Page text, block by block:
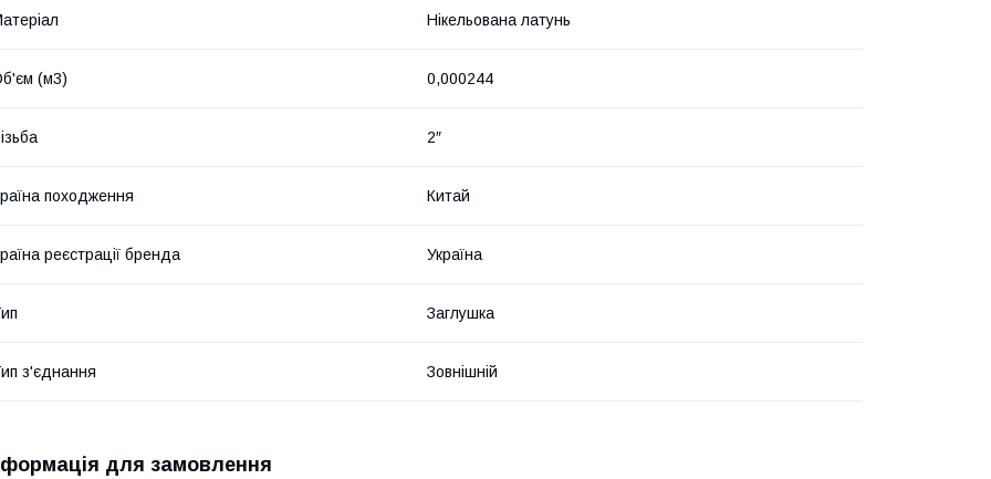
Нікельована латунь
(м3) 0,000244
2″
походження Китай
реєстрації бренда Україна
Заглушка
з'єднання Зовнішній
для замовлення